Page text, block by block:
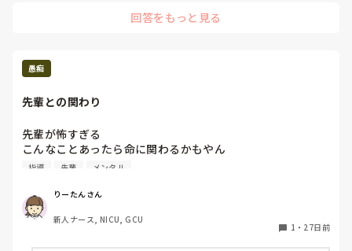
解が本当に難しいです。
これはどんなにこちらがこれ以上簡単に説明できないというぐ
です(´<_｀ 　)
パターンばかりでもないので……。
個別に指導が必要と思う患者には、院長の方から看護師に「こ
の人今一度説明してあげて」と指示があるので、その場合のみ
それ以外は院長が自分で説明するので、余計な口出しをしない
ようにと言われています。
院長の指示で説明した上で理解が得られない場合は、「もうこ
ちらとしては十分やることはやったから、それ以上はいいよ」
回答をもっと見る
愚痴
先輩との関わり
先輩が怖すぎる
こんなことあったら命に関わるかもやん
モニターついてなくてもその赤ちゃんの事もっと見やんとダ
どこに目つけてるねん。家族が顔色モニターみれてても近く
におれよ。なにがカルテ記録しやんととか考えてしてるねん
みたいな事強く言われて反応に困ってごめんなさい気づけな
指導 先輩 メンタル
りーたんさん
新人ナース, NICU, GCU
1 ・ 27日前